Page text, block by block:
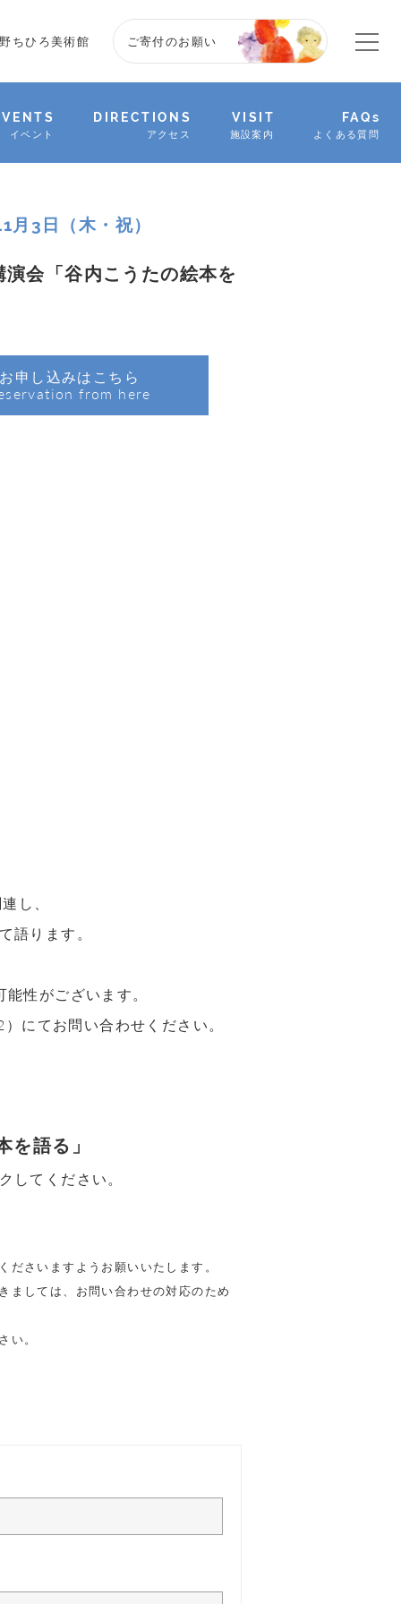
ちひろ美術館 ご寄付のお願い
イベント
DIRECTIONS
アクセス
VISIT
施設案内
FAQs
よくある質問
月3日（木・祝）
演会「谷内こうたの絵本を
お申し込みはこちら
from here
し、
語ります。
性がございます。
にてお問い合わせください。
語る」
してください。
さいますようお願いいたします。
ましては、お問い合わせの対応のため
い。